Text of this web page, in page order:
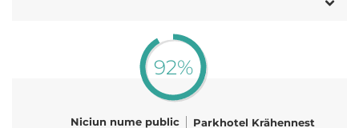
92%
Niciun nume public
Parkhotel Krähennest